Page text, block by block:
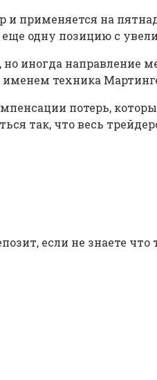
и применяется на
еще одну позицию с
иногда направление
именем техника
потерь,
так, что весь
если не знаете